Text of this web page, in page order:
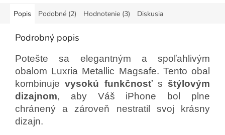
Popis Podobné (2) Hodnotenie (3) Diskusia
Podrobný popis
Potešte sa elegantným a spoľahlivým
obalom Luxria Metallic Magsafe. Tento obal
kombinujevysokú funkčnosťs štýlovým
dizajnom, aby Váš iPhone bol plne
chránený a zároveň nestratil svoj krásny
dizajn.